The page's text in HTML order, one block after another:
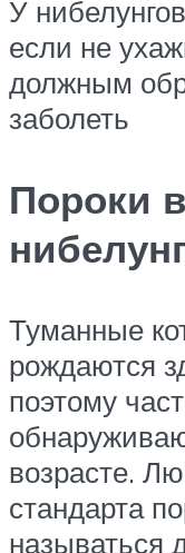
У
если не
должным
заболеть
Пороки
Туманные
рождаются
поэтому
возрасте.
стандарта
называться